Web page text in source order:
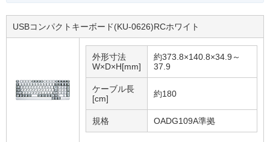
USBコンパクトキーボード(KU-0626)RCホワイト
外形寸法
W×D×H[mm]
約373.8×140.8×34.9～
37.9
ケーブル長
[cm]
約180
規格 OADG109A準拠